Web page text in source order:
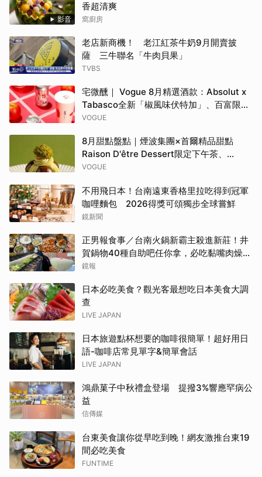
影音
香超清爽
窩廚房
老店新商機！ 老江紅茶牛奶9月開賣披
薩 三牛聯名「牛肉貝果」
TVBS
宅微醺｜ Vogue 8月精選酒款：Absolut x
Tabasco全新「椒風味伏特加」、百富限定
「花時心藝限量禮盒」、WAT x 萬波「紅蘋
VOGUE
8月甜點盤點｜煙波集團×首爾精品甜點
Raison D'être Dessert限定下午茶、
Gelato pique cafe辻利茶舗聯名可麗餅、
VOGUE
不用飛日本！台南遠東香格里拉吃得到冠軍
咖哩麵包 2026得獎可頌獨步全球嘗鮮
鏡新聞
正男報食事／台南火鍋新霸主殺進新莊！井
賀鍋物40種自助吧任你拿，必吃黏嘴肉燥
飯、現做棉花糖
鏡報
日本必吃美食？觀光客最想吃日本美食大調
查
LIVE JAPAN
日本旅遊點杯想要的咖啡很簡單！超好用日
語-咖啡店常見單字&簡單會話
LIVE JAPAN
鴻鼎菓子中秋禮盒登場 提撥3%響應罕病公
益
信傳媒
台東美食讓你從早吃到晚！網友激推台東19
間必吃美食
FUNTIME